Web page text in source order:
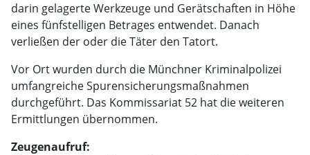
darin gelagerte Werkzeuge und Gerätschaften in Höhe
eines fünfstelligen Betrages entwendet. Danach
verließen der oder die Täter den Tatort.
Vor Ort wurden durch die Münchner Kriminalpolizei
umfangreiche Spurensicherungsmaßnahmen
durchgeführt. Das Kommissariat 52 hat die weiteren
Ermittlungen übernommen.
Zeugenaufruf: